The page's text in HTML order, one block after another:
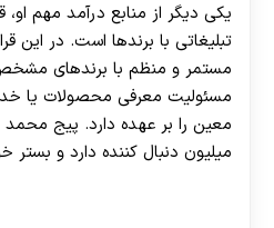
یکی دیگر از منابع درآمد مهم
تبلیغاتی با برندها است. در این
مستمر و منظم با برندهای
مسئولیت معرفی محصولات یا
میلیون دنبال کننده دارد و بستر